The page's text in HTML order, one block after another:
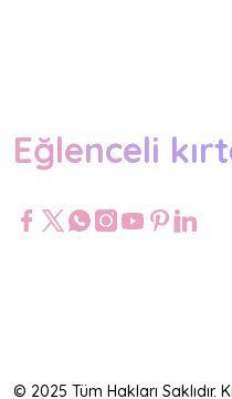
Eğlenceli
© 2025 Tüm Hakları Saklıdır.